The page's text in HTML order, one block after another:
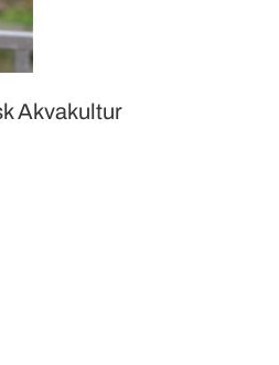
Akvakultur